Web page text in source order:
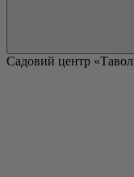
Садовий центр